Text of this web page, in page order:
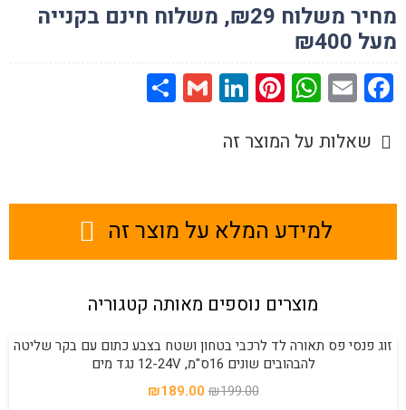
כחול
ולבן
מחיר משלוח ₪29, משלוח חינם בקנייה
מעל ₪400
Facebook
Email
WhatsApp
Pinterest
LinkedIn
Gmail
שאלות על המוצר זה
למידע המלא על מוצר זה
מוצרים נוספים מאותה קטגוריה
זוג פנסי פס תאורה לד לרכבי בטחון ושטח בצבע כתום עם בקר שליטה
להבהובים שונים 16ס"מ, 12-24V נגד מים
₪199.00
המחיר ₪189.00